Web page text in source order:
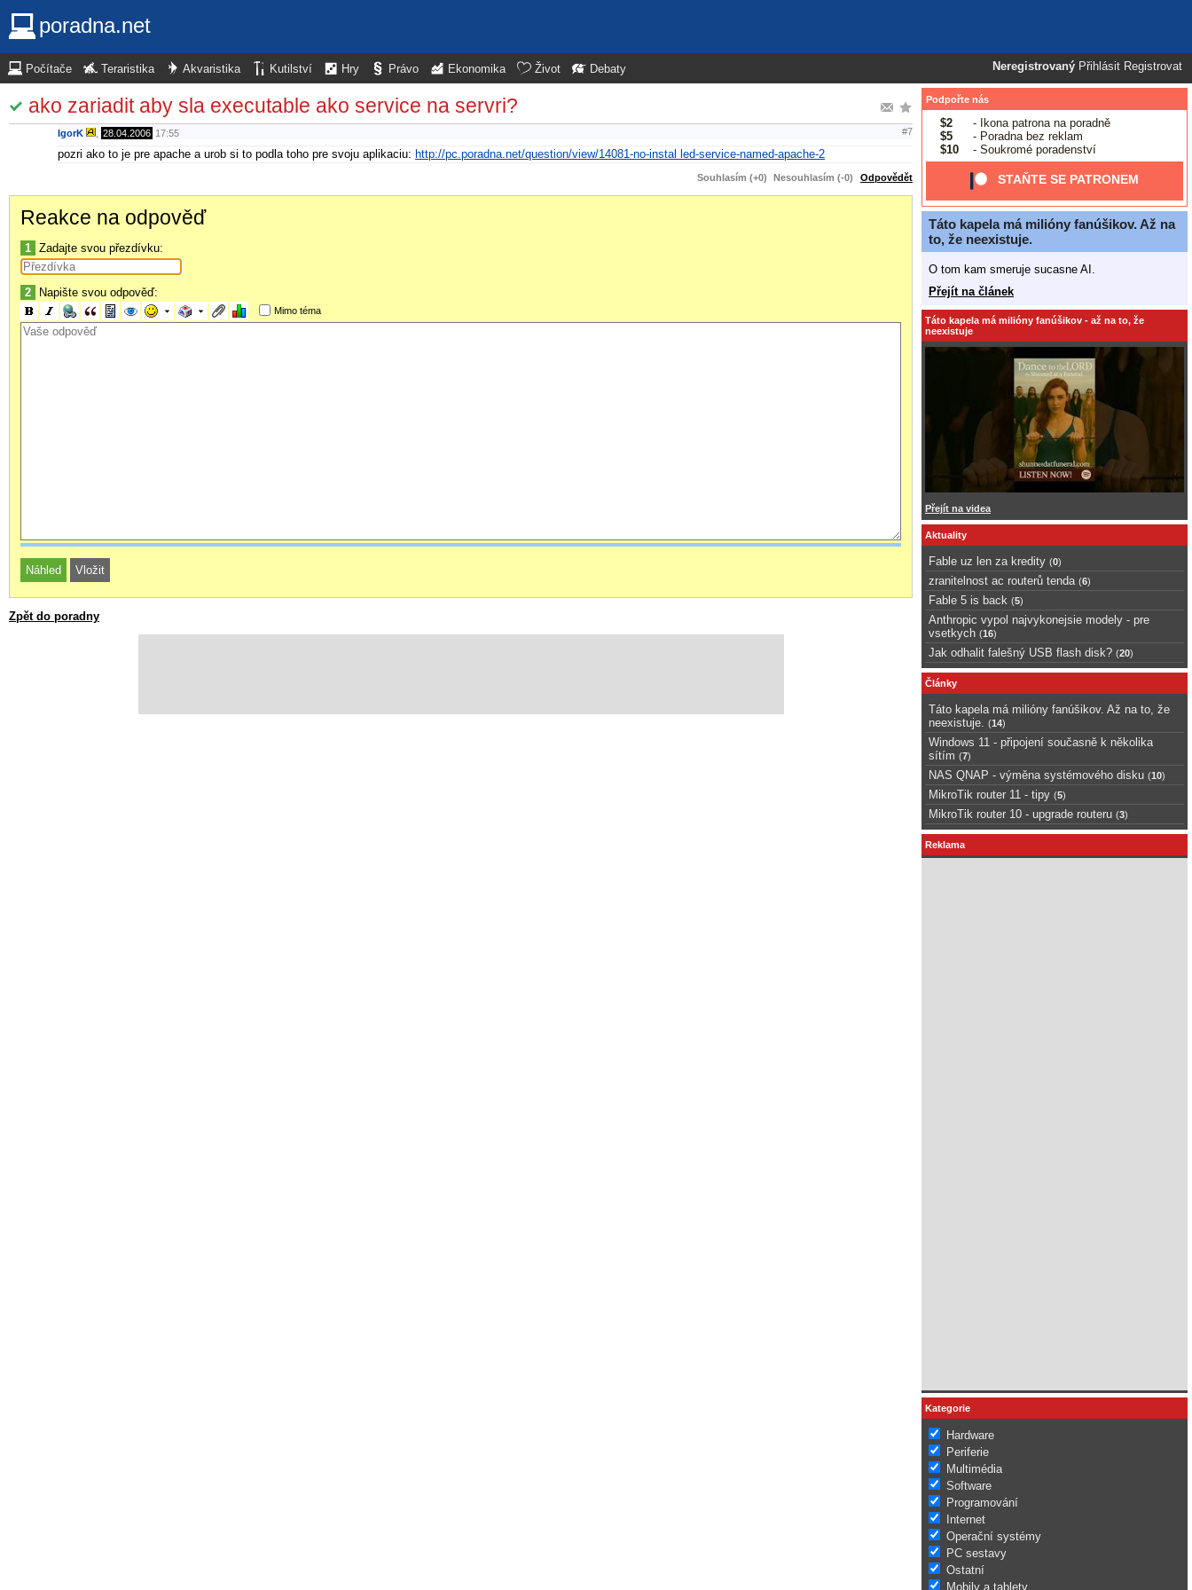
poradna.net
Neregistrovaný Přihlásit Registrovat
Počítače Teraristika Akvaristika Kutilství Hry Právo Ekonomika Život Debaty
ako zariadit aby sla executable ako service na servri?
IgorK 28.04.2006 17:55 #7
pozri ako to je pre apache a urob si to podla toho pre svoju aplikaciu: http://pc.poradna.net/question/view/14081-no-instal led-service-named-apache-2
Souhlasím (+0) Nesouhlasím (-0) Odpovědět
Reakce na odpověď
1 Zadajte svou přezdívku:
2 Napište svou odpověď:
Mimo téma
Zpět do poradny
Podpořte nás
$2
- Ikona patrona na poradně
$5
- Poradna bez reklam
$10
- Soukromé poradenství
STAŇTE SE PATRONEM
Táto kapela má milióny fanúšikov. Až na
to, že neexistuje.
O tom kam smeruje sucasne AI.
Přejít na článek
Táto kapela má milióny fanúšikov - až na to, že
neexistuje
Přejít na videa
Aktuality
Fable uz len za kredity (0)
zranitelnost ac routerů tenda (6)
Fable 5 is back (5)
Anthropic vypol najvykonejsie modely - pre
vsetkych (16)
Jak odhalit falešný USB flash disk? (20)
Články
Táto kapela má milióny fanúšikov. Až na to, že
neexistuje.
(14)
Windows 11 - připojení současně k několika
sítím (7)
NAS QNAP - výměna systémového disku (10)
MikroTik router 11 - tipy (5)
MikroTik router 10 - upgrade routeru (3)
Reklama
Kategorie
Hardware
Periferie
Multimédia
Software
Programování
Internet
Operační systémy
PC sestavy
Ostatní
Mobily a tablety